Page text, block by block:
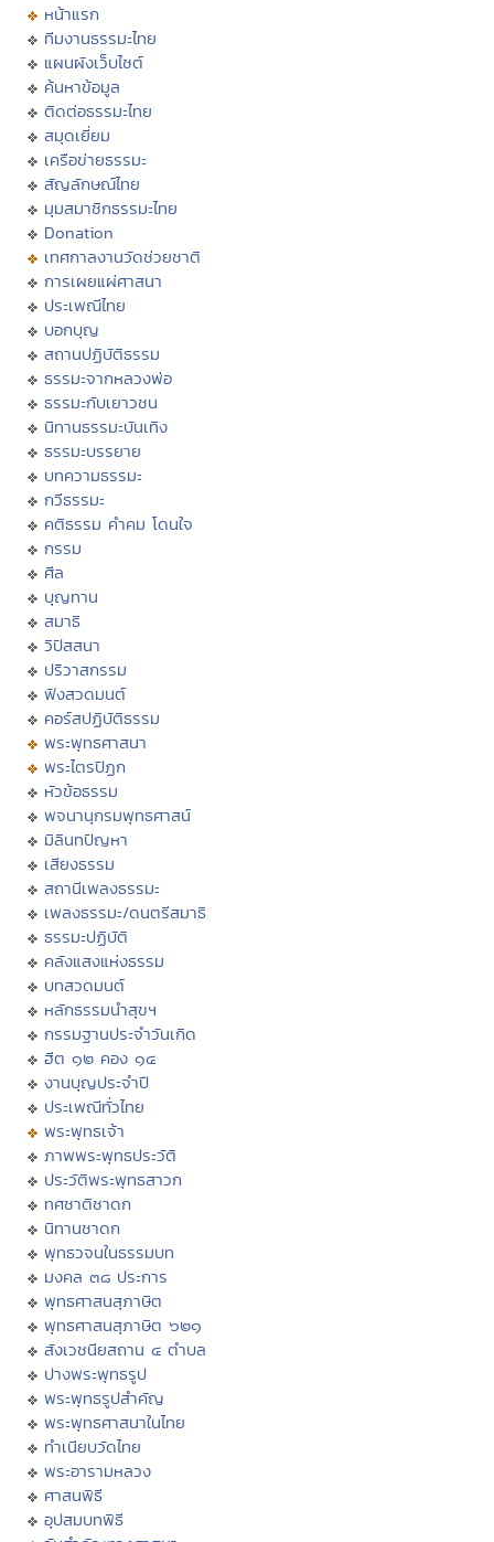
หน้าแรก
ทีมงานธรรมะไทย
แผนผังเว็บไซต์
ค้นหาข้อมูล
ติดต่อธรรมะไทย
สมุดเยี่ยม
เครือข่ายธรรมะ
สัญลักษณ์ไทย
มุมสมาชิกธรรมะไทย
Donation
เทศกาลงานวัดช่วยชาติ
การเผยแผ่ศาสนา
ประเพณีไทย
บอกบุญ
สถานปฏิบัติธรรม
ธรรมะจากหลวงพ่อ
ธรรมะกับเยาวชน
นิทานธรรมะบันเทิง
ธรรมะบรรยาย
บทความธรรมะ
กวีธรรมะ
คติธรรม คำคม โดนใจ
กรรม
ศีล
บุญทาน
สมาธิ
วิปัสสนา
ปริวาสกรรม
ฟังสวดมนต์
คอร์สปฏิบัติธรรม
พระพุทธศาสนา
พระไตรปิฏก
หัวข้อธรรม
พจนานุกรมพุทธศาสน์
มิลินทปัญหา
เสียงธรรม
สถานีเพลงธรรมะ
เพลงธรรมะ/ดนตรีสมาธิ
ธรรมะปฏิบัติ
คลังแสงแห่งธรรม
บทสวดมนต์
หลักธรรมนำสุขฯ
กรรมฐานประจำวันเกิด
ฮีต ๑๒ คอง ๑๔
งานบุญประจำปี
ประเพณีทั่วไทย
พระพุทธเจ้า
ภาพพระพุทธประวัติ
ประวัติพระพุทธสาวก
ทศชาติชาดก
นิทานชาดก
พุทธวจนในธรรมบท
มงคล ๓๘ ประการ
พุทธศาสนสุภาษิต
พุทธศาสนสุภาษิต ๖๒๑
สังเวชนียสถาน ๔ ตำบล
ปางพระพุทธรูป
พระพุทธรูปสำคัญ
พระพุทธศาสนาในไทย
ทำเนียบวัดไทย
พระอารามหลวง
ศาสนพิธี
อุปสมบทพิธี